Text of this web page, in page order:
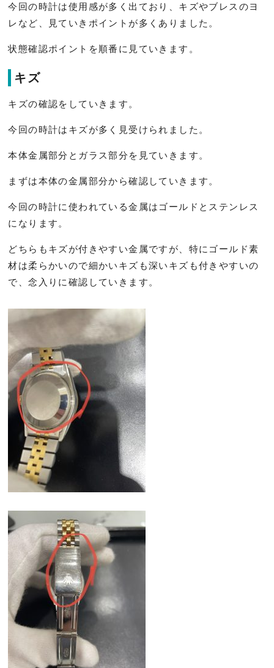
今回の時計は使用感が多く出ており、キズやブレスのヨ
レなど、見ていきポイントが多くありました。
状態確認ポイントを順番に見ていきます。
キズ
キズの確認をしていきます。
今回の時計はキズが多く見受けられました。
本体金属部分とガラス部分を見ていきます。
まずは本体の金属部分から確認していきます。
今回の時計に使われている金属はゴールドとステンレス
になります。
どちらもキズが付きやすい金属ですが、特にゴールド素
材は柔らかいので細かいキズも深いキズも付きやすいの
で、念入りに確認していきます。